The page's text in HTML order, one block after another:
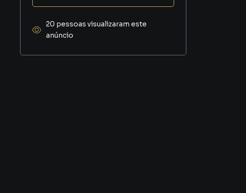
20 pessoas visualizaram este
anúncio